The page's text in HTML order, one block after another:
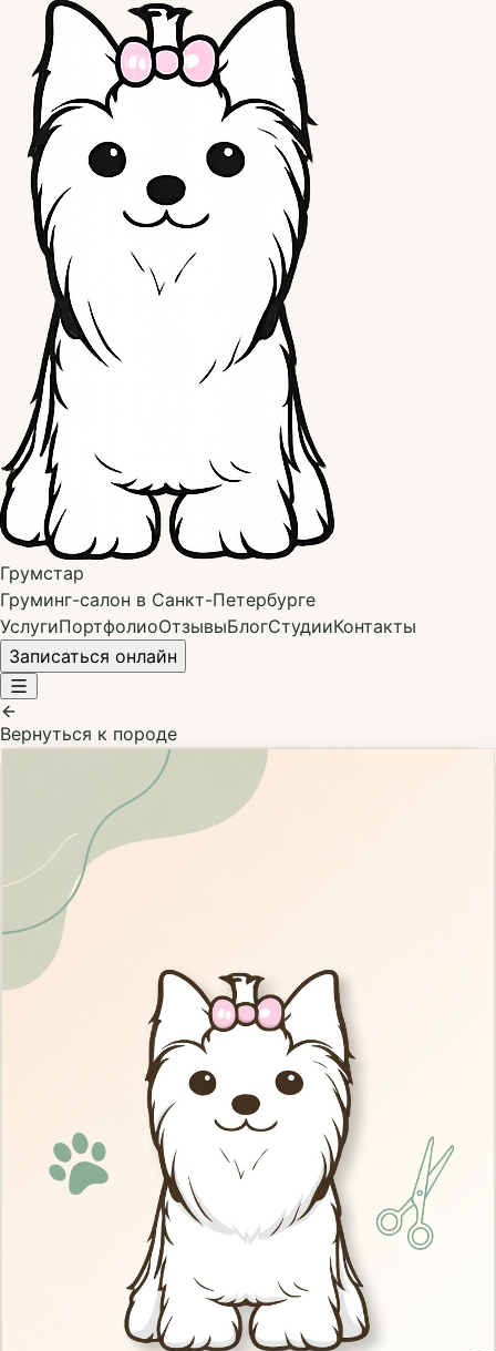
Грумстар
Груминг-салон в Санкт-Петербурге
УслугиПортфолиоОтзывыБлогСтудииКонтакты
Записаться онлайн
Вернуться к породе